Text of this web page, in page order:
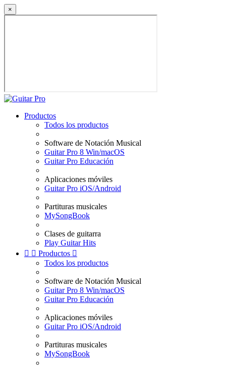
×
Productos
Todos los productos
Software de Notación Musical
Guitar Pro 8 Win/macOS
Guitar Pro Educación
Aplicaciones móviles
Guitar Pro iOS/Android
Partituras musicales
MySongBook
Clases de guitarra
Play Guitar Hits
  Productos 
Todos los productos
Software de Notación Musical
Guitar Pro 8 Win/macOS
Guitar Pro Educación
Aplicaciones móviles
Guitar Pro iOS/Android
Partituras musicales
MySongBook